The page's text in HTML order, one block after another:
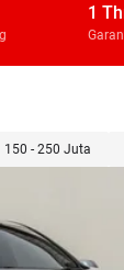
1
150 - 250 Juta